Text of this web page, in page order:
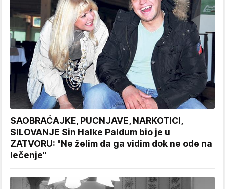
SAOBRAĆAJKE, PUCNJAVE, NARKOTICI,
SILOVANJE Sin Halke Paldum bio je u
ZATVORU: "Ne želim da ga vidim dok ne ode na
lečenje"